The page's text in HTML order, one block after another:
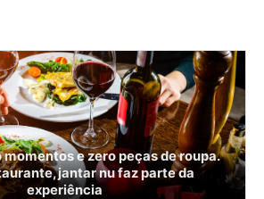
e zero peças de roupa.
jantar nu faz parte da
experiência